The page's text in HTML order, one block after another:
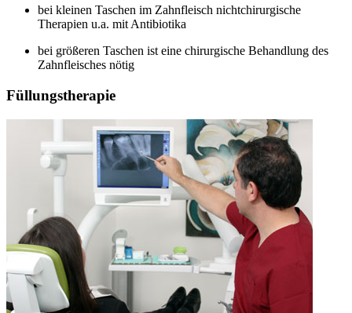
bei kleinen Taschen im Zahnfleisch nichtchirurgische
Therapien u.a. mit Antibiotika
bei größeren Taschen ist eine chirurgische Behandlung des
Zahnfleisches nötig
Füllungstherapie